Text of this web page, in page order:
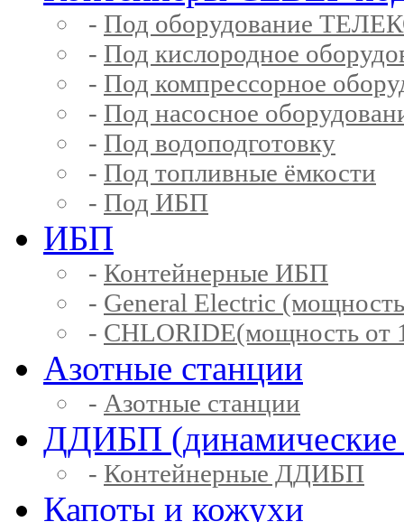
- Под оборудование
- Под кислородное
- Под компрессорное
- Под насосное
- Под водоподготовку
- Под топливные ёмкости
- Под ИБП
ИБП
- Контейнерные ИБП
- General Electric
- CHLORIDE(мощность от
Азотные станции
- Азотные станции
ДДИБП
- Контейнерные ДДИБП
Капоты и кожухи